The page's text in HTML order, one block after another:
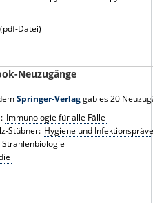
(pdf-Datei)
Neuzugänge
Springer-Verlaggab es 20
Immunologie für alle Fälle
Stübner: Hygiene und